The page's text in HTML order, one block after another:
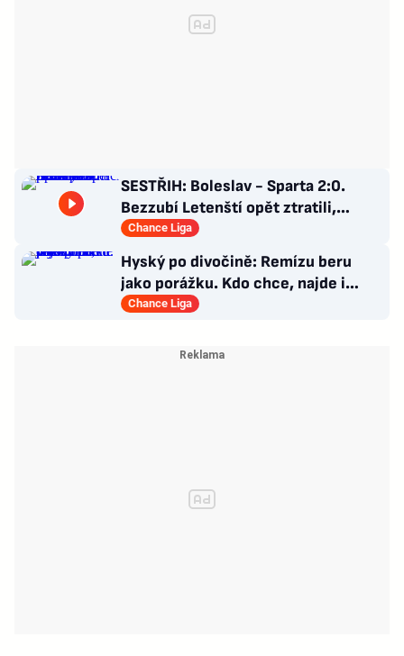
SESTŘIH: Boleslav - Sparta 2:0.
Bezzubí Letenští opět ztratili,
domácí rozhodli v první půli
Chance Liga
Hyský po divočině: Remízu beru
jako porážku. Kdo chce, najde i
hodně pozitivních věcí
Chance Liga